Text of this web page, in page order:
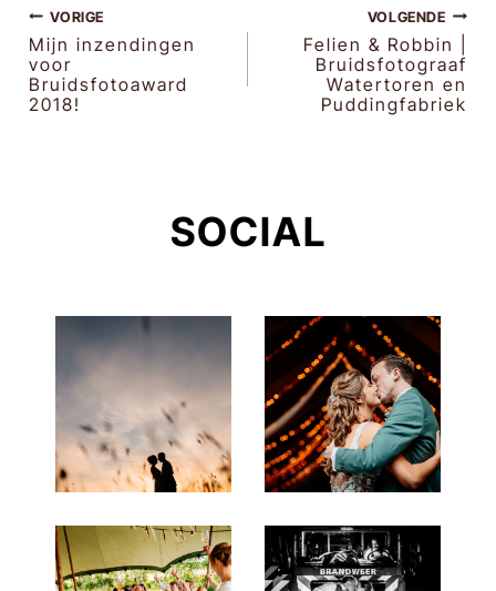
BERICHT
NAVIGATIE
VORIGE
Mijn inzendingen
voor
Bruidsfotoaward
2018!
VOLGENDE
Felien & Robbin |
Bruidsfotograaf
Watertoren en
Puddingfabriek
SOCIAL